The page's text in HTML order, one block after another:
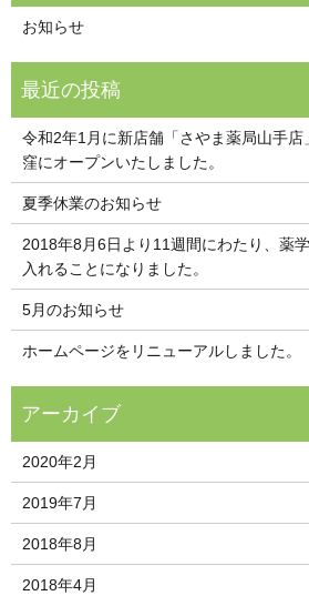
お知らせ
令和2年1月に新店舗「さやま薬局山手
窪にオープンいたしました。
夏季休業のお知らせ
2018年8月6日より11週間にわたり、薬
入れることになりました。
5月のお知らせ
ホームページをリニューアルしました。
2020年2月
2019年7月
2018年8月
2018年4月